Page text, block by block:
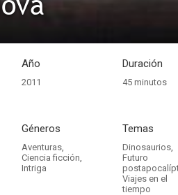
Año
2011
Duración
45 minutos
Géneros
Aventuras,
Ciencia ficción,
Intriga
Temas
Dinosaurios,
Futuro
Viajes en el
tiempo